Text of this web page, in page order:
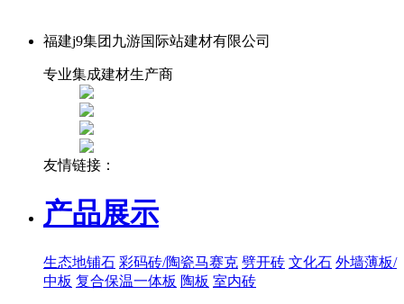
福建j9集团九游国际站建材有限公司
专业集成建材生产商
友情链接：
产品展示
生态地铺石 彩码砖/陶瓷马赛克 劈开砖 文化石 外墙薄板/
中板 复合保温一体板 陶板 室内砖